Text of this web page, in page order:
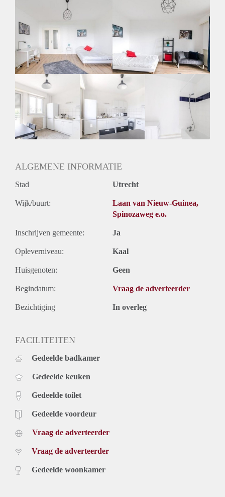
Gedeelde keuken: Nee
Gedeelde Douche: Nee
Gedeelde woonkamer: Nee
Huisgenoten: Nee
Geslacht huisgenoten: N.v.t.
ALGEMENE INFORMATIE
Stad Utrecht
Wijk/buurt:
Laan van Nieuw-Guinea,
Spinozaweg e.o.
Inschrijven gemeente: Ja
Opleverniveau: Kaal
Huisgenoten: Geen
Begindatum: Vraag de adverteerder
Bezichtiging In overleg
FACILITEITEN
Gedeelde badkamer
Gedeelde keuken
Gedeelde toilet
Gedeelde voordeur
Vraag de adverteerder
Vraag de adverteerder
Gedeelde woonkamer